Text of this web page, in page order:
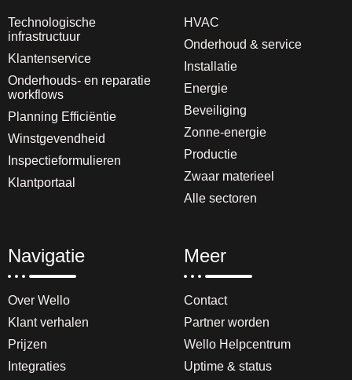
Technologische
infrastructuur
Klantenservice
Onderhouds- en reparatie
workflows
Planning Efficiëntie
Winstgevendheid
Inspectieformulieren
Klantportaal
HVAC
Onderhoud & service
Installatie
Energie
Beveiliging
Zonne-energie
Productie
Zwaar materieel
Alle sectoren
Navigatie
Over Wello
Klant verhalen
Prijzen
Integraties
Meer
Contact
Partner worden
Wello Helpcentrum
Uptime & status